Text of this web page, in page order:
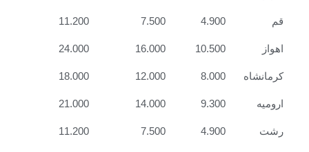
قم 4.900
7.500
11.200
اهواز 10.500
16.000
24.000
کرمانشاه 8.000
12.000
18.000
ارومیه 9.300
14.000
21.000
رشت 4.900
7.500
11.200